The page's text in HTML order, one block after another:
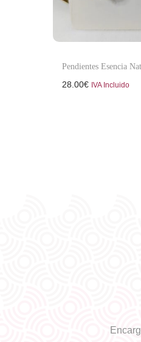
Pendientes Esencia
28.00€ IVA Incluido